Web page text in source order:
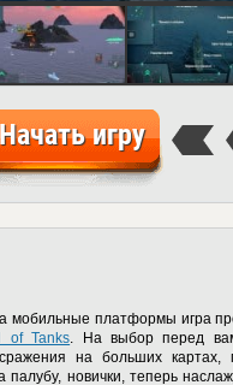
Начать игру
мобильные платформы игра
of Tanks. На выбор перед
на больших картах,
палубу, новички, теперь